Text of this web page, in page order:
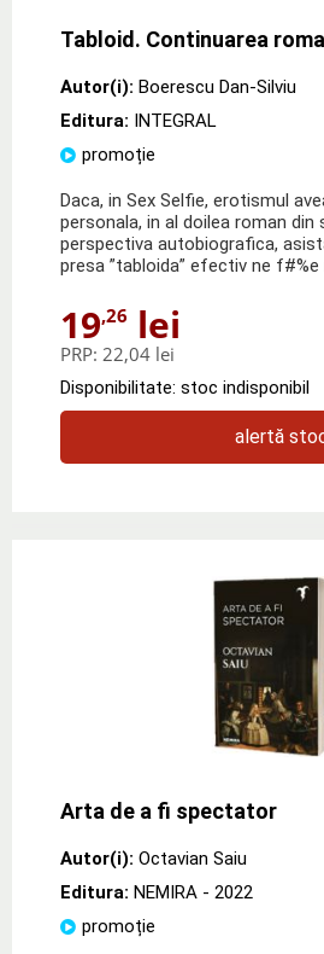
Tabloid. Continuarea
Autor(i): Boerescu Dan-Silviu
Editura: INTEGRAL
promoție
Daca, in Sex Selfie, erotismul
personala, in al doilea roman din
perspectiva autobiografica,
presa ”tabloida” efectiv ne f#%e
19,26 lei
PRP: 22,04 lei
Disponibilitate: stoc indisponibil
alertă
Arta de a fi spectator
Autor(i): Octavian Saiu
Editura: NEMIRA - 2022
promoție